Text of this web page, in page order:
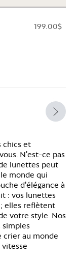
$199.00
chics et
N'est-ce pas
lunettes peut
monde qui
d'élégance à
: vos lunettes
elles reflètent
votre style. Nos
simples
crier au monde
vitesse